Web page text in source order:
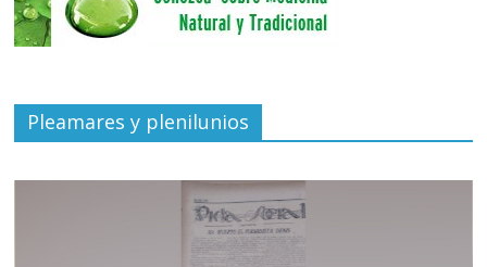
Pleamares y plenilunios